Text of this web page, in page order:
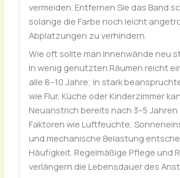
vermeiden. Entfernen Sie das Band
solange die Farbe noch leicht
Abplatzungen zu verhindern.
Wie oft sollte man Innenwände neu
In wenig genutzten Räumen reicht
alle 8–10 Jahre; in stark
wie Flur, Küche oder Kinderzimmer
Neuanstrich bereits nach 3–5 Jahren
Faktoren wie Luftfeuchte,
und mechanische Belastung
Häufigkeit. Regelmäßige Pflege und
verlängern die Lebensdauer des